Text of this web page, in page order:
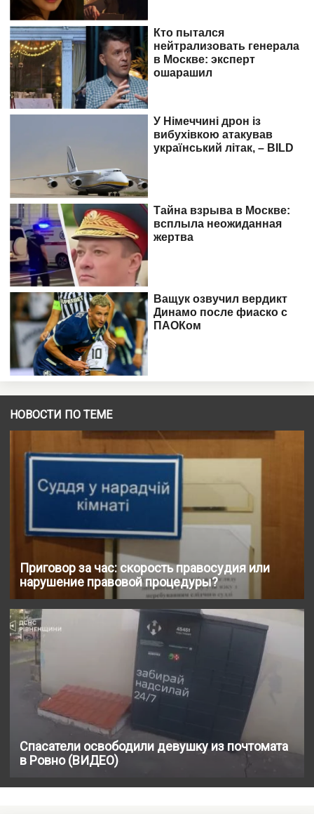
НОВОСТИ ПО ТЕМЕ
Приговор за час: скорость правосудия или
нарушение правовой процедуры?
Спасатели освободили девушку из почтомата
в Ровно (ВИДЕО)